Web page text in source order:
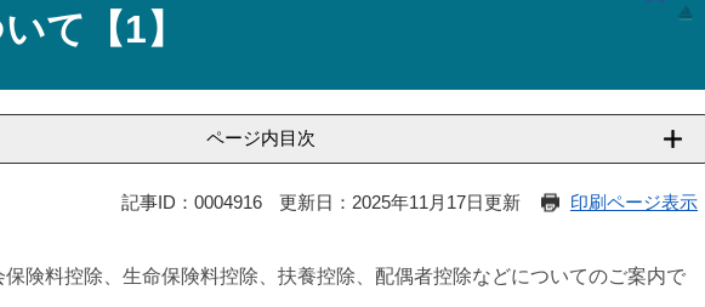
て【1】
ページ内目次
記事ID：0004916 更新日：2025年11月17日更新 印刷ページ表示
保険料控除、生命保険料控除、扶養控除、配偶者控除などについてのご案内で